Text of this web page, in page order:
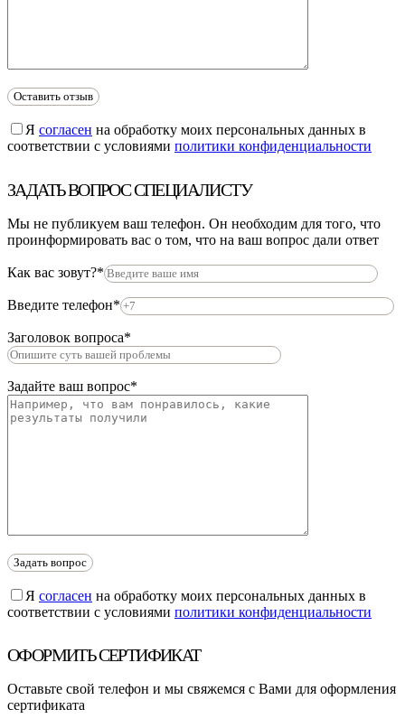
Я согласен на обработку моих персональных данных в
соответствии с условиями политики конфиденциальности
ЗАДАТЬ ВОПРОС СПЕЦИАЛИСТУ
Мы не публикуем ваш телефон. Он необходим для того, что
проинформировать вас о том, что на ваш вопрос дали ответ
Как вас зовут?*
Введите телефон*
Заголовок вопроса*
Задайте ваш вопрос*
Я согласен на обработку моих персональных данных в
соответствии с условиями политики конфиденциальности
ОФОРМИТЬ СЕРТИФИКАТ
Оставьте свой телефон и мы свяжемся с Вами для оформления
сертификата